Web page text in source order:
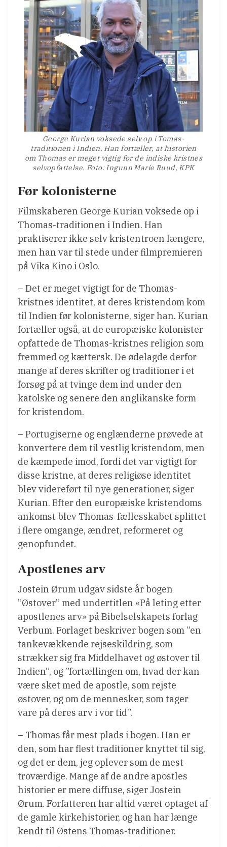
George Kurian voksede selv op i Tomas-
traditionen i Indien. Han fortæller, at historien
om Thomas er meget vigtig for de indiske kristnes
selvopfattelse. Foto: Ingunn Marie Ruud, KPK
Før kolonisterne
Filmskaberen George Kurian voksede op i
Thomas-traditionen i Indien. Han
praktiserer ikke selv kristentroen længere,
men han var til stede under filmpremieren
på Vika Kino i Oslo.
– Det er meget vigtigt for de Thomas-
kristnes identitet, at deres kristendom kom
til Indien før kolonisterne, siger han. Kurian
fortæller også, at de europæiske kolonister
opfattede de Thomas-kristnes religion som
fremmed og kættersk. De ødelagde derfor
mange af deres skrifter og traditioner i et
forsøg på at tvinge dem ind under den
katolske og senere den anglikanske form
for kristendom.
– Portugiserne og englænderne prøvede at
konvertere dem til vestlig kristendom, men
de kæmpede imod, fordi det var vigtigt for
disse kristne, at deres religiøse identitet
blev videreført til nye generationer, siger
Kurian. Efter den europæiske kristendoms
ankomst blev Thomas-fællesskabet splittet
i flere omgange, ændret, reformeret og
genopfundet.
Apostlenes arv
Jostein Ørum udgav sidste år bogen
”Østover” med undertitlen «På leting etter
apostlenes arv» på Bibelselskapets forlag
Verbum. Forlaget beskriver bogen som ”en
tankevækkende rejseskildring, som
strækker sig fra Middelhavet og østover til
Indien”, og ”fortællingen om, hvad der kan
være sket med de apostle, som rejste
østover, og om de mennesker, som tager
vare på deres arv i vor tid”.
– Thomas får mest plads i bogen. Han er
den, som har flest traditioner knyttet til sig,
og det er dem, jeg oplever som de mest
troværdige. Mange af de andre apostles
historier er mere diffuse, siger Jostein
Ørum. Forfatteren har altid været optaget af
de gamle kirkehistorier, og han har længe
kendt til Østens Thomas-traditioner.